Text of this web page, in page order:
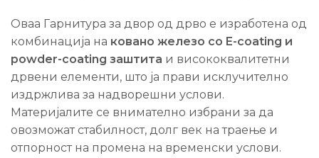
Оваа Гарнитура за двор од дрво е изработена од
комбинација на ковано железо со E-coating и
powder-coating заштита и висококвалитетни
дрвени елементи, што ја прави исклучително
издржлива за надворешни услови.
Материјалите се внимателно избрани за да
овозможат стабилност, долг век на траење и
отпорност на промена на временски услови.